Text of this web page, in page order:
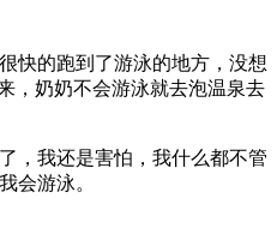
快的跑到了游泳的地方，没想
，奶奶不会游泳就去泡温泉去
，我还是害怕，我什么都不管
会游泳。